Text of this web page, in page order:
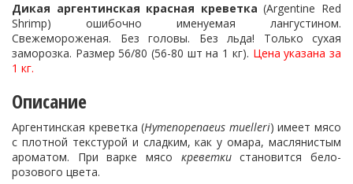
Дикая аргентинская красная креветка(Argentine Red
Shrimp) ошибочно именуемая лангустином.
Свежемороженая. Без головы. Без льда! Только сухая
заморозка. Размер 56/80 (56-80 шт на 1 кг). Цена указана за
1 кг.
Описание
Аргентинская креветка (Hymenopenaeus muelleri) имеет мясо
с плотной текстурой и сладким, как у омара, маслянистым
ароматом. При варке мясо креветкистановится бело-
розового цвета.